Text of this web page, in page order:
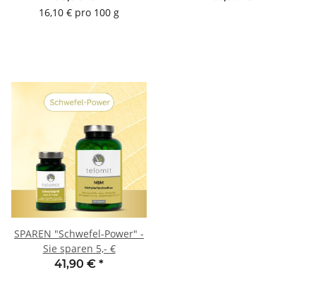
Indikator-Teststreifen
16,10 € pro 100 g
SPAREN "Schwefel-Power" -
Sie sparen 5,- €
41,90 € *